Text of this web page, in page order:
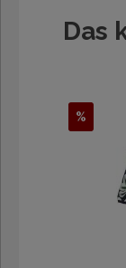
Das
%